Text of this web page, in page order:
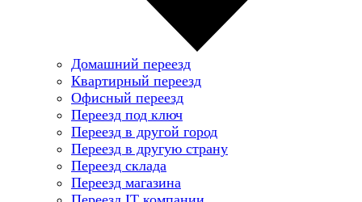
Домашний переезд
Квартирный переезд
Офисный переезд
Переезд под ключ
Переезд в другой город
Переезд в другую страну
Переезд склада
Переезд магазина